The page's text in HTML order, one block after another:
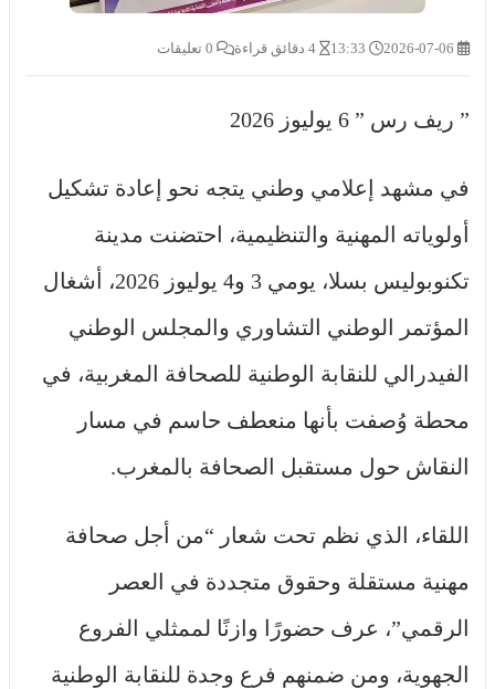
” ريف رس ” 6 يوليوز 2026
في مشهد إعلامي وطني يتجه نحو إعادة تشكيل
أولوياته المهنية والتنظيمية، احتضنت مدينة
تكنوبوليس بسلا، يومي 3 و4 يوليوز 2026، أشغال
المؤتمر الوطني التشاوري والمجلس الوطني
الفيدرالي للنقابة الوطنية للصحافة المغربية، في
محطة وُصفت بأنها منعطف حاسم في مسار
النقاش حول مستقبل الصحافة بالمغرب.
اللقاء، الذي نظم تحت شعار “من أجل صحافة
مهنية مستقلة وحقوق متجددة في العصر
الرقمي”، عرف حضورًا وازنًا لممثلي الفروع
الجهوية، ومن ضمنهم فرع وجدة للنقابة الوطنية